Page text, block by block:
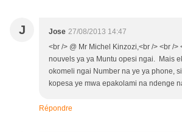
J Jose 27/08/2013 14:47
<br /> @ Mr Michel Kinzozi,<br /> <br />
nouvels ya ya Muntu opesi ngai. Mais
okomeli ngai Number na ye ya phone,
kopesa ye mwa epakolami na ndenge
Répondre